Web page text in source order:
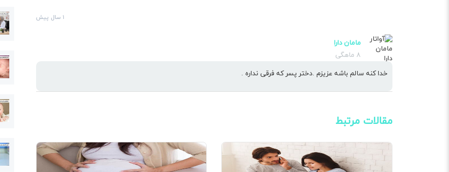
۱ سال پیش
مامان دارا
۸ ماهگی
خدا کنه سالم باشه عزیزم .دختر پسر که فرقی نداره .
مقالات مرتبط